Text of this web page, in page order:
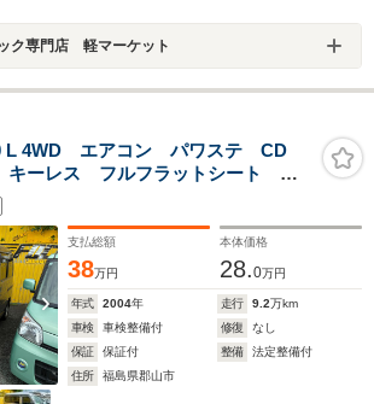
ク専門店 軽マーケット
L 4WD エアコン パワステ CD
キーレス フルフラットシート 両
ダウン
支払総額
38万円
本体価格
28.0万円
年式 2004年 走行 9.2万km
車検
車検整備付 修復
なし
保証
保証付 整備
法定整備付
住所
福島県郡山市